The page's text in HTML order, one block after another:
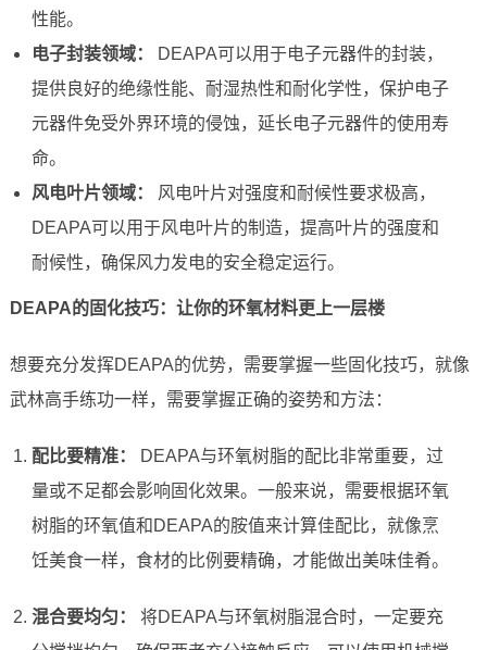
性能。
电子封装领域：
DEAPA可以用于电子元器件的封装，
提供良好的绝缘性能、耐湿热性和耐化学性，保护电子
元器件免受外界环境的侵蚀，延长电子元器件的使用寿
命。
风电叶片领域：
风电叶片对强度和耐候性要求极高，
DEAPA可以用于风电叶片的制造，提高叶片的强度和
耐候性，确保风力发电的安全稳定运行。
DEAPA的固化技巧：让你的环氧材料更上一层楼
想要充分发挥DEAPA的优势，需要掌握一些固化技巧，就像
武林高手练功一样，需要掌握正确的姿势和方法：
配比要精准：
DEAPA与环氧树脂的配比非常重要，过
量或不足都会影响固化效果。一般来说，需要根据环氧
树脂的环氧值和DEAPA的胺值来计算佳配比，就像烹
饪美食一样，食材的比例要精确，才能做出美味佳肴。
混合要均匀：
将DEAPA与环氧树脂混合时，一定要充